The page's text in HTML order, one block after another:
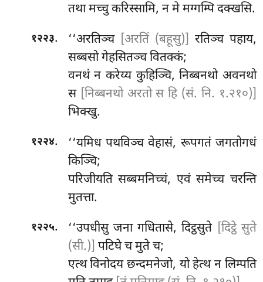
तथा मच्चु करिस्सामि, न मे मग्गम्पि दक्खसि.
१२२३. ‘‘अरतिञ्च [अरतिं (बहूसु)] रतिञ्च पहाय,
सब्बसो गेहसितञ्च वितक्कं;
वनथं न करेय्य कुहिञ्चि, निब्बनथो अवनथो
स [निब्बनथो अरतो स हि (सं. नि. १.२१०)]
भिक्खु.
१२२४.
‘‘यमिध पथविञ्च वेहासं, रूपगतं जगतोगधं
किञ्चि;
परिजीयति सब्बमनिच्चं, एवं समेच्च चरन्ति
मुतत्ता.
१२२५. ‘‘उपधीसु जना गधितासे, दिट्ठसुते [दिट्ठे सुते
(सी.)] पटिघे च मुते च;
एत्थ विनोदय छन्दमनेजो, यो हेत्थ न लिम्पति